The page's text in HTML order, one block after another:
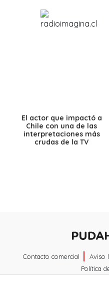
El actor que impactó a
Chile con una de las
interpretaciones más
crudas de la TV
Contacto comercial Aviso
Política